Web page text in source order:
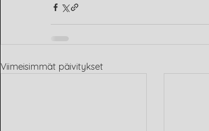
Viimeisimmät päivitykset